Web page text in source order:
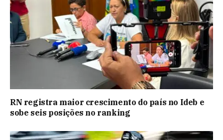
RN registra maior crescimento do país no Ideb e
sobe seis posições no ranking